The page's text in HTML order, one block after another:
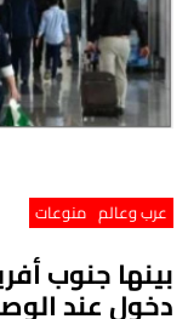
عرب وعالم منوعات
بينها جنوب
دخول عند الوصول